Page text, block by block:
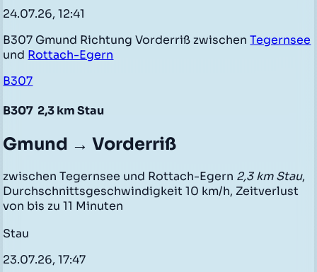
24.07.26, 12:41
B307 Gmund Richtung Vorderriß zwischenTegernsee
und Rottach-Egern
B307
B307 2,3 km Stau
Gmund → Vorderriß
zwischen Tegernsee und Rottach-Egern 2,3 km Stau,
Durchschnittsgeschwindigkeit 10 km/h, Zeitverlust
von bis zu 11 Minuten
Stau
23.07.26, 17:47